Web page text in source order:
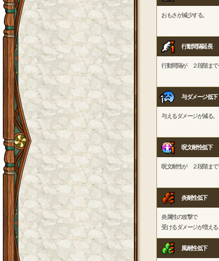
おもさが減少する。
行動間隔延長
行動間隔が ２段階まで
与ダメージ低下
与えるダメージが減る。
呪文耐性低下
呪文耐性が ２段階まで
炎耐性低下
炎属性の攻撃で
受けるダメージが増える
風耐性低下